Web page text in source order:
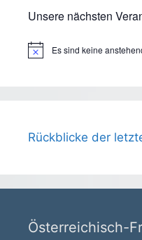
Unsere nächsten
H
Es sind keine
Rückblicke der
Österreichisch-